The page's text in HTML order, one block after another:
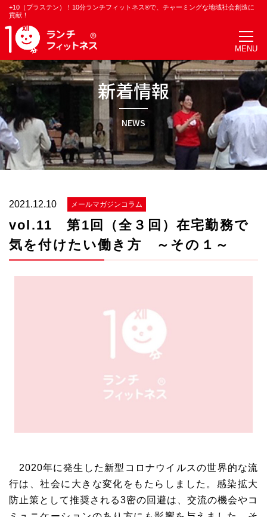
+10（プラステン）！10分ランチフィットネス®で、チャーミングな地域社会創造に
貢献！
新着情報
NEWS
2021.12.10 メールマガジンコラム
vol.11 第1回（全３回）在宅勤務で
気を付けたい働き方 ～その１～
2020年に発生した新型コロナウイルスの世界的な流
行は、社会に大きな変化をもたらしました。感染拡大
防止策として推奨される3密の回避は、交流の機会やコ